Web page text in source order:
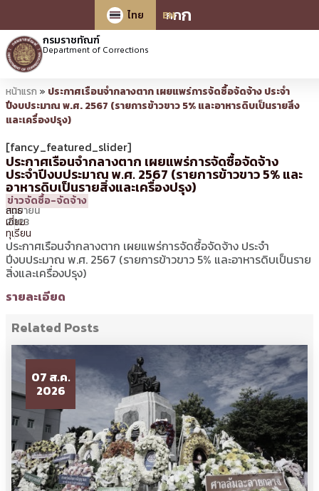
กกก
ไทย
EN
กรมราชทัณฑ์
Department of Corrections
หน้าแรก » ประกาศเรือนจำกลางตาก เผยแพร่การจัดซื้อจัดจ้าง ประจำ
ปีงบประมาณ พ.ศ. 2567 (รายการข้าวขาว 5% และอาหารดิบเป็นรายสิ่ง
และเครื่องปรุง)
[fancy_featured_slider]
ประกาศเรือนจำกลางตาก เผยแพร่การจัดซื้อจัดจ้าง
ประจำปีงบประมาณ พ.ศ. 2567 (รายการข้าวขาว 5% และ
อาหารดิบเป็นรายสิ่งและเครื่องปรุง)
4
กันยายน
2023
14:40 น.
โดย
สุร
สิทธิ์
เอี่ยม
ทุเรียน
ข่าวจัดซื้อ-จัดจ้าง
ประกาศเรือนจำกลางตาก เผยแพร่การจัดซื้อจัดจ้าง ประจำ
ปีงบประมาณ พ.ศ. 2567 (รายการข้าวขาว 5% และอาหารดิบเป็นราย
สิ่งและเครื่องปรุง)
รายละเอียด
Related Posts
07 ส.ค.
2026